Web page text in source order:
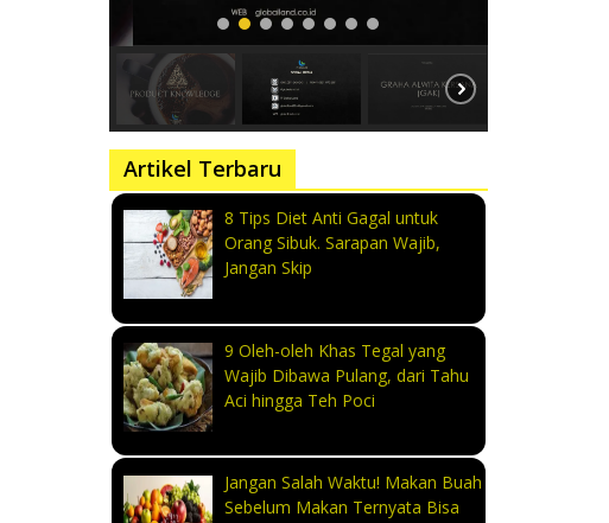
Artikel Terbaru
8 Tips Diet Anti Gagal untuk
Orang Sibuk. Sarapan Wajib,
Jangan Skip
9 Oleh-oleh Khas Tegal yang
Wajib Dibawa Pulang, dari Tahu
Aci hingga Teh Poci
Jangan Salah Waktu! Makan Buah
Sebelum Makan Ternyata Bisa